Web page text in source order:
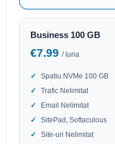
Business 100 GB
€7.99 / luna
Spatiu NVMe 100 GB
Trafic Nelimitat
Email Nelimitat
SitePad, Softaculous
Site-uri Nelimitat